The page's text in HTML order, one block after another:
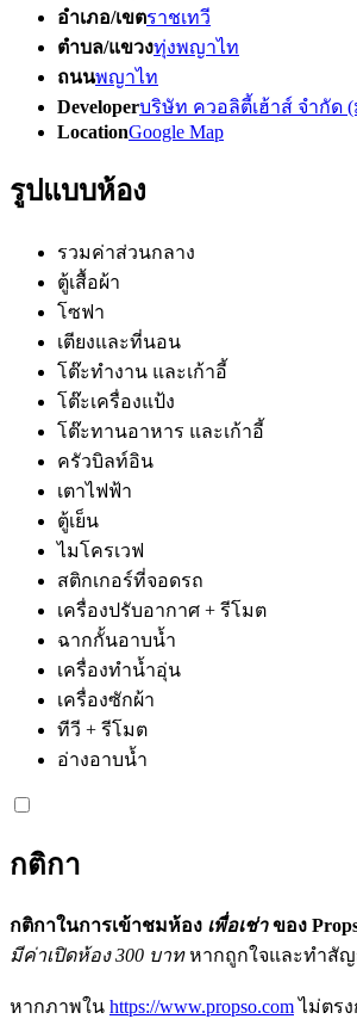
อำเภอ/เขตราชเทวี
ตำบล/แขวงทุ่งพญาไท
ถนนพญาไท
Developerบริษัท ควอลิตี้เฮ้าส์ จำกัด
LocationGoogle Map
รูปแบบห้อง
รวมค่าส่วนกลาง
ตู้เสื้อผ้า
โซฟา
เตียงและที่นอน
โต๊ะทำงาน และเก้าอี้
โต๊ะเครื่องแป้ง
โต๊ะทานอาหาร และเก้าอี้
ครัวบิลท์อิน
เตาไฟฟ้า
ตู้เย็น
ไมโครเวฟ
สติกเกอร์ที่จอดรถ
เครื่องปรับอากาศ + รีโมต
ฉากกั้นอาบน้ำ
เครื่องทำน้ำอุ่น
เครื่องซักผ้า
ทีวี + รีโมต
อ่างอาบน้ำ
กติกา
กติกาในการเข้าชมห้อง เพื่อเช่าของ
มีค่าเปิดห้อง 300 บาทหากถูกใจและทำสัญ
หากภาพใน https://www.propso.com ไม่ตร